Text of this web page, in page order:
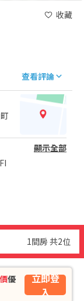
收藏
查看評論
顯示全部
1間房 共2位
優
立即登
入